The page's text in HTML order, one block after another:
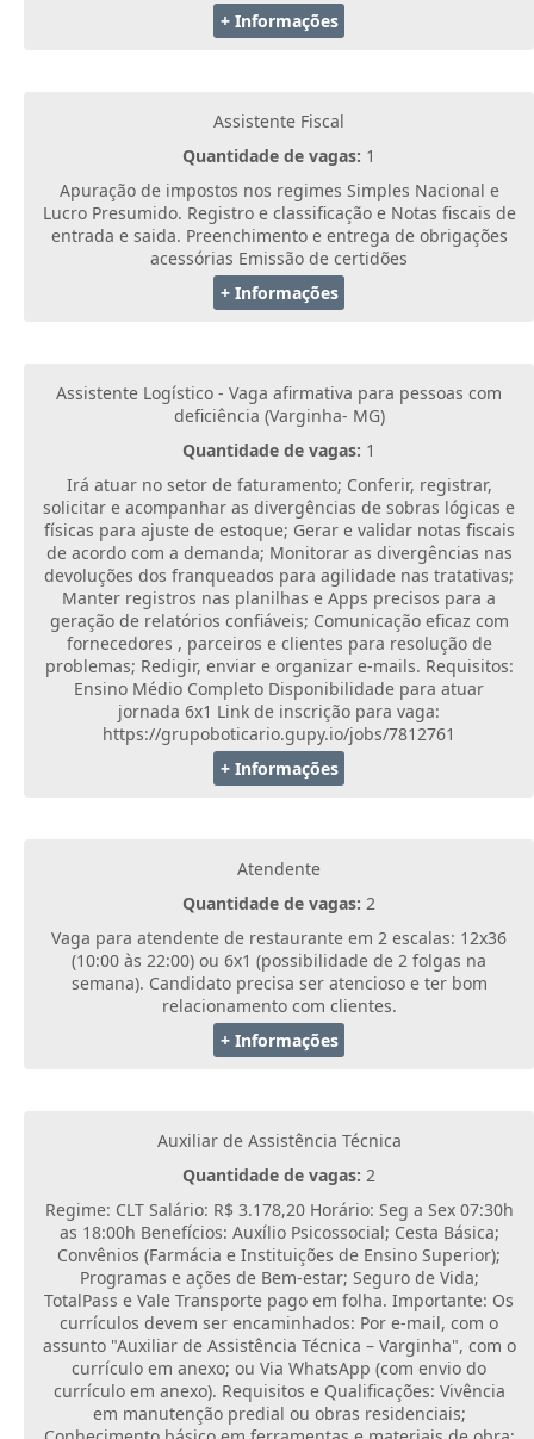
+ Informações
Assistente Fiscal
Quantidade de vagas: 1
Apuração de impostos nos regimes Simples Nacional e
Lucro Presumido. Registro e classificação e Notas fiscais de
entrada e saida. Preenchimento e entrega de obrigações
acessórias Emissão de certidões
+ Informações
Assistente Logístico - Vaga afirmativa para pessoas com
deficiência (Varginha- MG)
Quantidade de vagas: 1
Irá atuar no setor de faturamento; Conferir, registrar,
solicitar e acompanhar as divergências de sobras lógicas e
físicas para ajuste de estoque; Gerar e validar notas fiscais
de acordo com a demanda; Monitorar as divergências nas
devoluções dos franqueados para agilidade nas tratativas;
Manter registros nas planilhas e Apps precisos para a
geração de relatórios confiáveis; Comunicação eficaz com
fornecedores , parceiros e clientes para resolução de
problemas; Redigir, enviar e organizar e-mails. Requisitos:
Ensino Médio Completo Disponibilidade para atuar
jornada 6x1 Link de inscrição para vaga:
https://grupoboticario.gupy.io/jobs/7812761
+ Informações
Atendente
Quantidade de vagas: 2
Vaga para atendente de restaurante em 2 escalas: 12x36
(10:00 às 22:00) ou 6x1 (possibilidade de 2 folgas na
semana). Candidato precisa ser atencioso e ter bom
relacionamento com clientes.
+ Informações
Auxiliar de Assistência Técnica
Quantidade de vagas: 2
Regime: CLT Salário: R$ 3.178,20 Horário: Seg a Sex 07:30h
as 18:00h Benefícios: Auxílio Psicossocial; Cesta Básica;
Convênios (Farmácia e Instituições de Ensino Superior);
Programas e ações de Bem-estar; Seguro de Vida;
TotalPass e Vale Transporte pago em folha. Importante: Os
currículos devem ser encaminhados: Por e-mail, com o
assunto "Auxiliar de Assistência Técnica – Varginha", com o
currículo em anexo; ou Via WhatsApp (com envio do
currículo em anexo). Requisitos e Qualificações: Vivência
em manutenção predial ou obras residenciais;